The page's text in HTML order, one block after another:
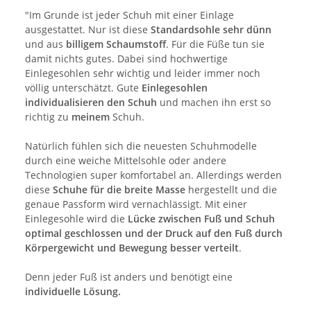
"Im Grunde ist jeder Schuh mit einer Einlage
ausgestattet. Nur ist diese Standardsohle sehr dünn
und aus billigem Schaumstoff. Für die Füße tun sie
damit nichts gutes. Dabei sind hochwertige
Einlegesohlen sehr wichtig und leider immer noch
völlig unterschätzt. Gute Einlegesohlen
individualisieren den Schuh und machen ihn erst so
richtig zu meinem Schuh.
Natürlich fühlen sich die neuesten Schuhmodelle
durch eine weiche Mittelsohle oder andere
Technologien super komfortabel an. Allerdings werden
diese Schuhe für die breite Masse hergestellt und die
genaue Passform wird vernachlässigt. Mit einer
Einlegesohle wird die Lücke zwischen Fuß und Schuh
optimal geschlossen und der Druck auf den Fuß durch
Körpergewicht und Bewegung besser verteilt.
Denn jeder Fuß ist anders und benötigt eine
individuelle Lösung.